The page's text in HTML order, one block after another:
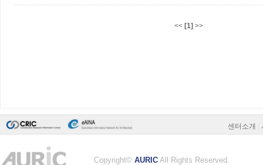
<< [1] >>
센터소개
Copyright© AURIC All Rights Reserved.